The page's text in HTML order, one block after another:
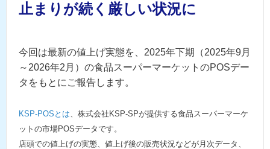
止まりが続く厳しい状況に
今回は最新の値上げ実態を、2025年下期（2025年9月
～2026年2月）の食品スーパーマーケットのPOSデー
タをもとにご報告します。
KSP-POSとは 、株式会社KSP-SPが提供する食品スーパーマーケ
ットの市場POSデータです。
店頭での値上げの実態、値上げ後の販売状況などが月次データ、